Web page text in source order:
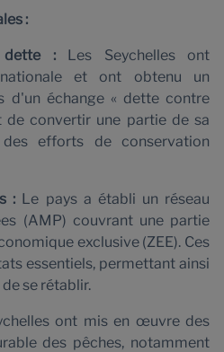
:
dette :Les Seychelles ont
et ont obtenu un
d'un échange « dette contre
de convertir une partie de sa
efforts de conservation
: Le pays a établi un réseau
(AMP) couvrant une partie
exclusive (ZEE). Ces
essentiels, permettant ainsi
se rétablir.
ont mis en œuvre des
des pêches, notamment